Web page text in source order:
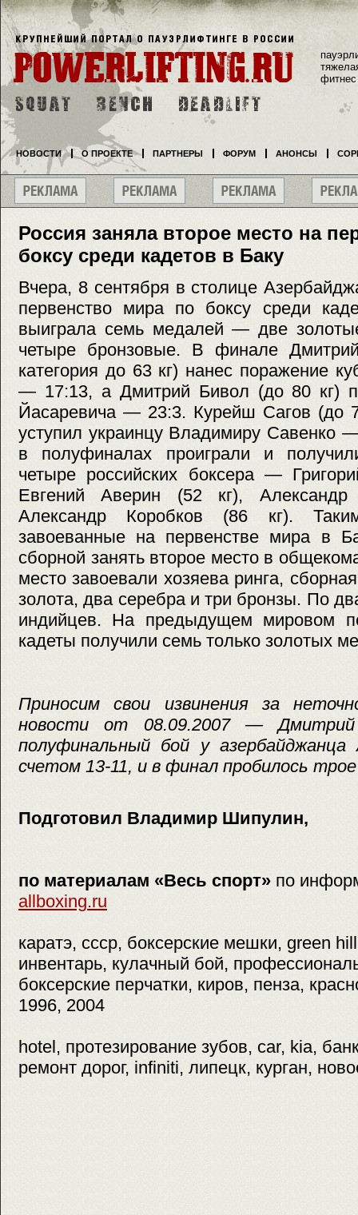
Россия заняла второе место на
боксу среди кадетов в Баку
Вчера, 8 сентября в столице
первенство мира по боксу среди
выиграла семь медалей — две
четыре бронзовые. В финале
категория до 63 кг) нанес поражение
— 17:13, а Дмитрий Бивол (до 80 кг)
Йасаревича — 23:3. Курейш Сагов (до
уступил украинцу Владимиру Савенко
в полуфиналах проиграли и
четыре российских боксера —
Евгений Аверин (52 кг),
Александр Коробков (86 кг).
завоеванные на первенстве мира в
сборной занять второе место в
место завоевали хозяева ринга,
золота, два серебра и три бронзы. По
индийцев. На предыдущем мировом
кадеты получили семь только золотых
Приносим свои извинения за
новости от 08.09.2007 — Дмитрий
полуфинальный бой у
счетом 13-11, и в финал пробилось
Подготовил Владимир Шипулин,
по материалам «Весь спорт» по
allboxing.ru
каратэ, ссср, боксерские мешки, green
инвентарь, кулачный бой,
боксерские перчатки, киров, пенза,
1996, 2004
hotel, протезирование зубов, car, kia,
ремонт дорог, infiniti, липецк, курган,
фитнес
НОВОСТИ О ПРОЕКТЕ ПАРТНЕРЫ ФОРУМ АНОНСЫ